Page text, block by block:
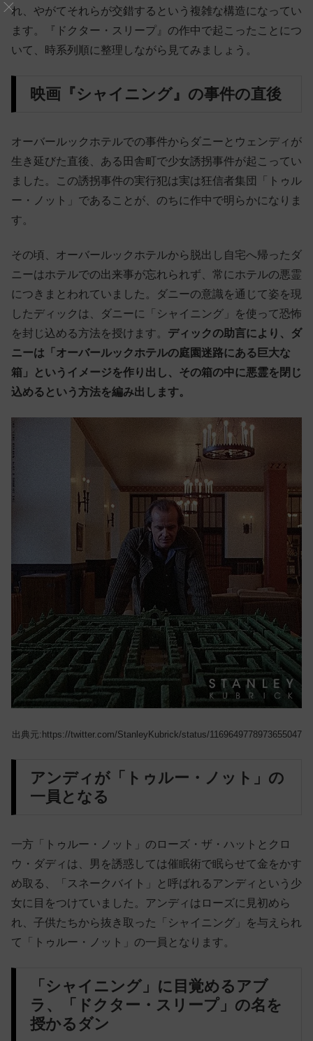
れ、やがてそれらが交錯するという複雑な構造になってい
ます。『ドクター・スリープ』の作中で起こったことにつ
いて、時系列順に整理しながら見てみましょう。
映画『シャイニング』の事件の直後
オーバールックホテルでの事件からダニーとウェンディが
生き延びた直後、ある田舎町で少女誘拐事件が起こってい
ました。この誘拐事件の実行犯は実は狂信者集団「トゥル
ー・ノット」であることが、のちに作中で明らかになりま
す。
その頃、オーバールックホテルから脱出し自宅へ帰ったダ
ニーはホテルでの出来事が忘れられず、常にホテルの悪霊
につきまとわれていました。ダニーの意識を通じて姿を現
したディックは、ダニーに「シャイニング」を使って恐怖
を封じ込める方法を授けます。 ディックの助言により、ダ
ニーは「オーバールックホテルの庭園迷路にある巨大な
箱」というイメージを作り出し、その箱の中に悪霊を閉じ
込めるという方法を編み出します。
出典元:https://twitter.com/StanleyKubrick/status/1169649778973655047
アンディが「トゥルー・ノット」の
一員となる
一方「トゥルー・ノット」のローズ・ザ・ハットとクロ
ウ・ダディは、男を誘惑しては催眠術で眠らせて金をかす
め取る、「スネークバイト」と呼ばれるアンディという少
女に目をつけていました。アンディはローズに見初めら
れ、子供たちから抜き取った「シャイニング」を与えられ
て「トゥルー・ノット」の一員となります。
「シャイニング」に目覚めるアブ
ラ、「ドクター・スリープ」の名を
授かるダン